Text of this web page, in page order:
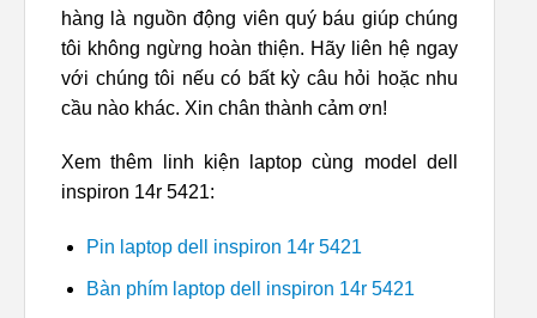
hàng là nguồn động viên quý báu giúp chúng
tôi không ngừng hoàn thiện. Hãy liên hệ ngay
với chúng tôi nếu có bất kỳ câu hỏi hoặc nhu
cầu nào khác. Xin chân thành cảm ơn!
Xem thêm linh kiện laptop cùng model dell
inspiron 14r 5421:
Pin laptop dell inspiron 14r 5421
Bàn phím laptop dell inspiron 14r 5421